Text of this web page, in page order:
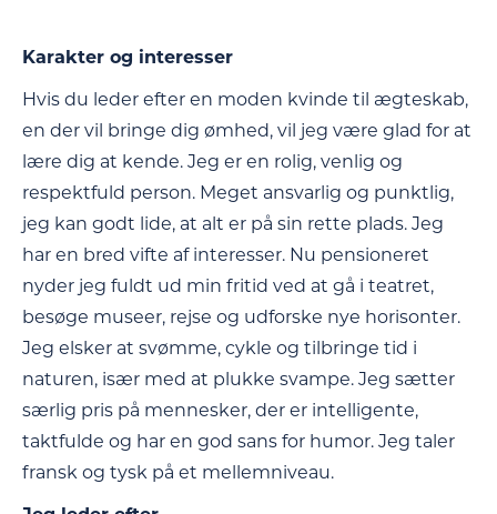
Karakter og interesser
Hvis du leder efter en moden kvinde til ægteskab,
en der vil bringe dig ømhed, vil jeg være glad for at
lære dig at kende. Jeg er en rolig, venlig og
respektfuld person. Meget ansvarlig og punktlig,
jeg kan godt lide, at alt er på sin rette plads. Jeg
har en bred vifte af interesser. Nu pensioneret
nyder jeg fuldt ud min fritid ved at gå i teatret,
besøge museer, rejse og udforske nye horisonter.
Jeg elsker at svømme, cykle og tilbringe tid i
naturen, især med at plukke svampe. Jeg sætter
særlig pris på mennesker, der er intelligente,
taktfulde og har en god sans for humor. Jeg taler
fransk og tysk på et mellemniveau.